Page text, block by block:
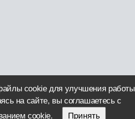
cookie для улучшения работы
на сайте, вы соглашаетесь с
cookie.
Принять